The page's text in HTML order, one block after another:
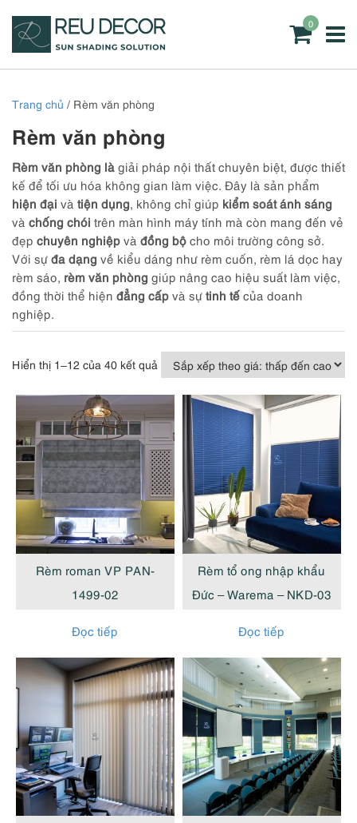
0
Trang chủ / Rèm văn phòng
Rèm văn phòng
Rèm văn phòng là giải pháp nội thất chuyên biệt, được thiết
kế để tối ưu hóa không gian làm việc. Đây là sản phẩm
hiện đại và tiện dụng, không chỉ giúp kiểm soát ánh sáng
và chống chói trên màn hình máy tính mà còn mang đến vẻ
đẹp chuyên nghiệp và đồng bộ cho môi trường công sở.
Với sự đa dạng về kiểu dáng như rèm cuốn, rèm lá dọc hay
rèm sáo, rèm văn phòng giúp nâng cao hiệu suất làm việc,
đồng thời thể hiện đẳng cấp và sự tinh tế của doanh
nghiệp.
Hiển thị 1–12 của 40 kết quả
theo
giá:
thấp
đến
cao
Rèm roman VP PAN-
1499-02
Đọc tiếp
Rèm tổ ong nhập khẩu
Đức – Warema – NKD-03
Đọc tiếp